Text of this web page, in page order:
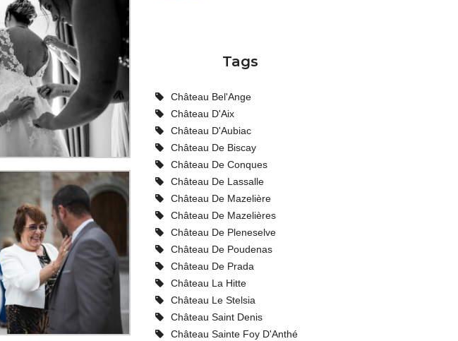
Tags
Château Bel'Ange
Château D'Aix
Château D'Aubiac
Château De Biscay
Château De Conques
Château De Lassalle
Château De Mazelière
Château De Mazelières
Château De Pleneselve
Château De Poudenas
Château De Prada
Château La Hitte
Château Le Stelsia
Château Saint Denis
Château Sainte Foy D'Anthé